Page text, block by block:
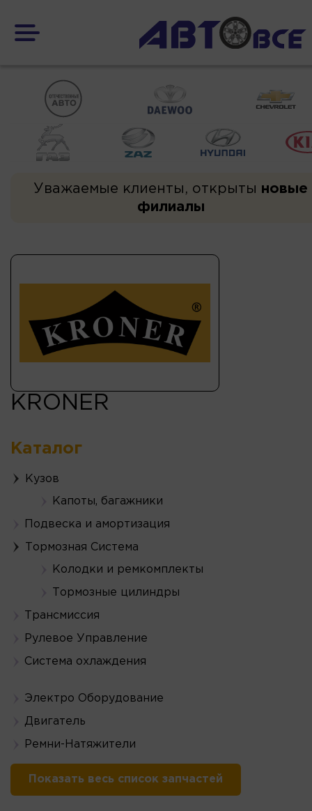
Уважаемые клиенты, открыты новые
филиалы
KRONER
Каталог
Кузов
Капоты, багажники
Подвеска и амортизация
Тормозная Система
Колодки и ремкомплекты
Тормозные цилиндры
Трансмиссия
Рулевое Управление
Система охлаждения
Электро Оборудование
Двигатель
Ремни-Натяжители
Показать весь список запчастей